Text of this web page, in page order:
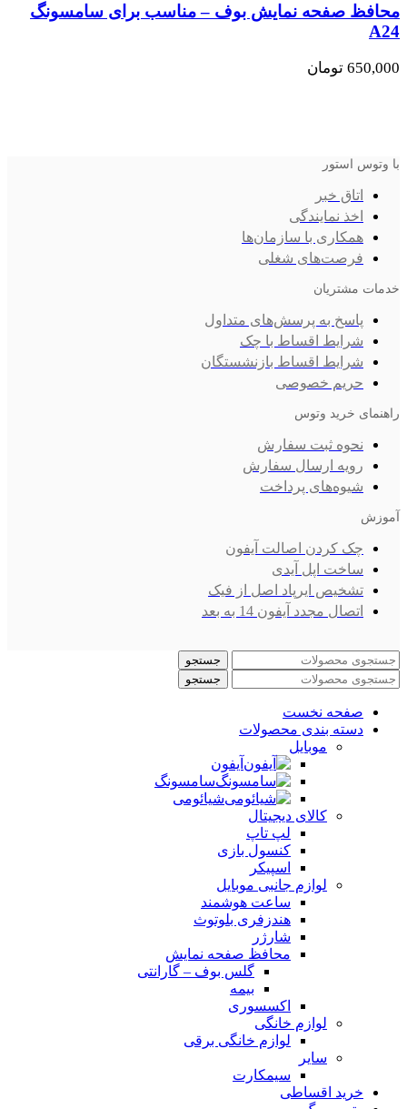
محافظ صفحه نمایش بوف – مناسب برای سامسونگ
A24
650,000 تومان
با وتوس استور
اتاق خبر
اخذ نمایندگی
همکاری با سازمان‌ها
فرصت‌های شغلی
خدمات مشتریان
پاسخ به پرسش‌های متداول
شرایط اقساط با چک
شرایط اقساط بازنشستگان
حریم خصوصی
راهنمای خرید وتوس
نحوه ثبت سفارش
رویه ارسال سفارش
شیوه‌های پرداخت
آموزش
چک کردن اصالت آیفون
ساخت اپل آیدی
تشخیص ایرپاد اصل از فیک
اتصال مجدد آیفون 14 به بعد
جستجو
جستجو
صفحه نخست
دسته بندی محصولات
موبایل
آیفون
سامسونگ
شیائومی
کالای دیجیتال
لپ تاپ
کنسول بازی
اسپیکر
لوازم جانبی موبایل
ساعت هوشمند
هندزفری بلوتوث
شارژر
محافظ صفحه نمایش
گلس بوف – گارانتی
بیمه
اکسسوری
لوازم خانگی
لوازم خانگی برقی
سایر
سیمکارت
خرید اقساطی